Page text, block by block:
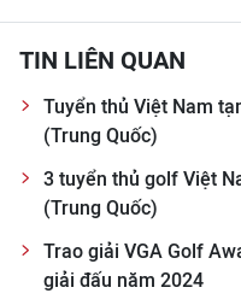
FRANÇAIS
ESPAÑOL
한국어
TIN LIÊN QUAN
Tuyển thủ Việt Nam
(Trung Quốc)
3 tuyển thủ golf Việt
(Trung Quốc)
Trao giải VGA Golf
giải đấu năm 2024